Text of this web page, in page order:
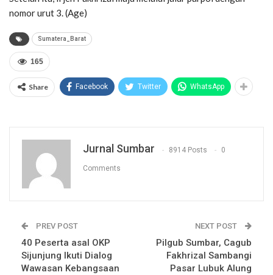
nomor urut 3. (Age)
Sumatera_Barat
165
Share Facebook Twitter WhatsApp
Jurnal Sumbar 8914 Posts 0
Comments
PREV POST
40 Peserta asal OKP
Sijunjung Ikuti Dialog
Wawasan Kebangsaan
NEXT POST
Pilgub Sumbar, Cagub
Fakhrizal Sambangi
Pasar Lubuk Alung